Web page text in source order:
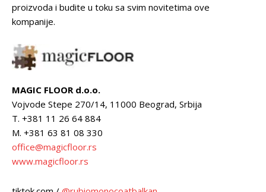
proizvoda i budite u toku sa svim novitetima ove
kompanije.
MAGIC FLOOR d.o.o.
Vojvode Stepe 270/14, 11000 Beograd, Srbija
T. +381 11 26 64 884
M. +381 63 81 08 330
office@magicfloor.rs
www.magicfloor.rs